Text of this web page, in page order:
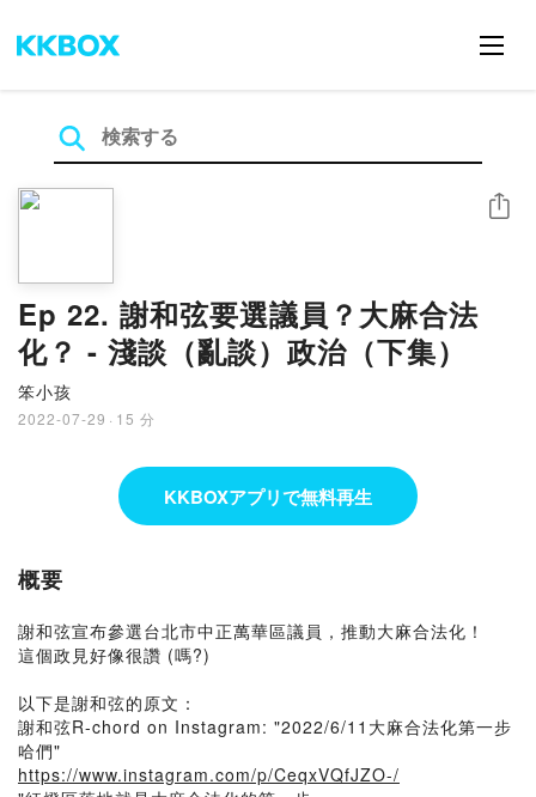
Ep 22. 謝和弦要選議員？大麻合法
化？ - 淺談（亂談）政治（下集）
笨小孩
2022-07-29 · 15 分
シェア
KKBOXアプリで無料再生
概要
謝和弦宣布參選台北市中正萬華區議員，推動大麻合法化！
這個政見好像很讚 (嗎?)
以下是謝和弦的原文：
謝和弦R-chord on Instagram: "2022/6/11大麻合法化第一步
哈們"
https://www.instagram.com/p/CeqxVQfJZO-/